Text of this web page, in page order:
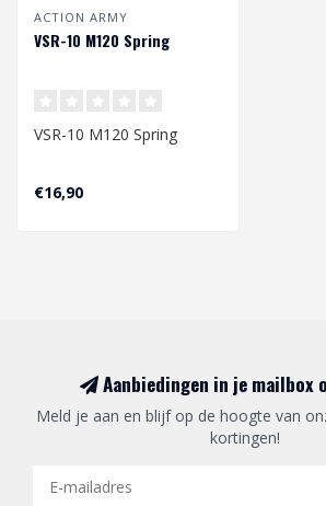
ACTION ARMY
VSR-10 M120 Spring
VSR-10 M120 Spring
Afmetingen: 199 x
7,85/10,45 mm
€16,90
Aanbiedingen in je mailbox
Meld je aan en blijf op de hoogte van
kortingen!